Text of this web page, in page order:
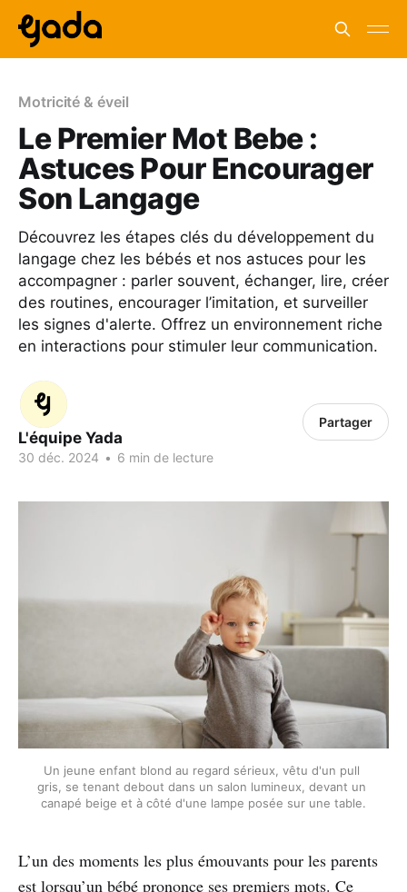
Motricité & éveil
Le Premier Mot Bebe :
Astuces Pour Encourager
Son Langage
Découvrez les étapes clés du développement du
langage chez les bébés et nos astuces pour les
accompagner : parler souvent, échanger, lire, créer
des routines, encourager l’imitation, et surveiller
les signes d'alerte. Offrez un environnement riche
en interactions pour stimuler leur communication.
L'équipe Yada
30 déc. 2024 • 6 min de lecture
Partager
Un jeune enfant blond au regard sérieux, vêtu d'un pull
gris, se tenant debout dans un salon lumineux, devant un
canapé beige et à côté d'une lampe posée sur une table.
L’un des moments les plus émouvants pour les parents
est lorsqu’un bébé prononce ses premiers mots. Ce